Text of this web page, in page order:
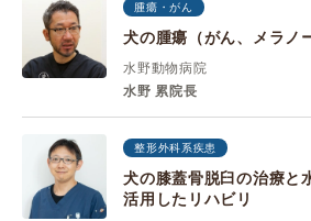
腫瘍・がん
犬の腫瘍（がん、メラノ
水野動物病院
水野 累院長
整形外科系疾患
犬の膝蓋骨脱臼の治療と
活用したリハビリ